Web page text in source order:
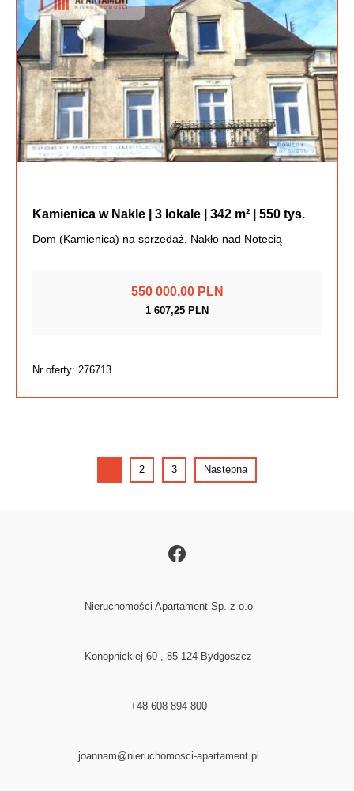
Kamienica w Nakle | 3 lokale | 342 m² | 550 tys.
Dom (Kamienica) na sprzedaż, Nakło nad Notecią
550 000,00 PLN
1 607,25 PLN
Nr oferty: 276713
2 3 Następna
Nieruchomości Apartament Sp. z o.o
Konopnickiej 60 , 85-124 Bydgoszcz
+48 608 894 800
joannam@nieruchomosci-apartament.pl